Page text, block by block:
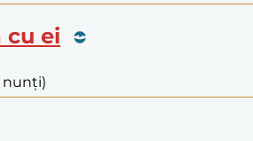
cu ei
nunți)